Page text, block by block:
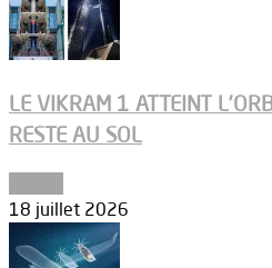
LE VIKRAM 1 ATTEINT
RESTE AU SOL
18 juillet 2026